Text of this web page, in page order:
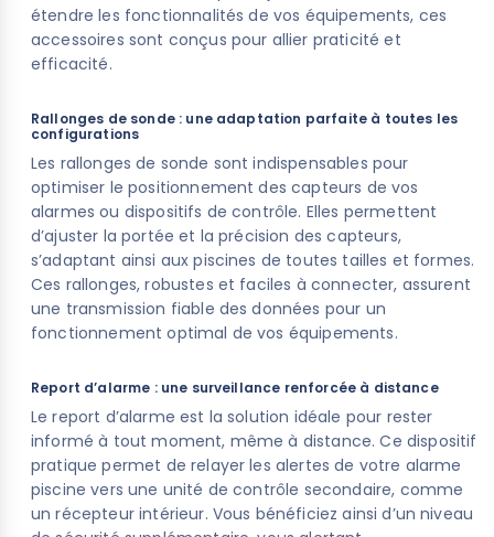
étendre les fonctionnalités de vos équipements, ces
accessoires sont conçus pour allier praticité et
efficacité.
Rallonges de sonde : une adaptation parfaite à toutes les
configurations
Les rallonges de sonde sont indispensables pour
optimiser le positionnement des capteurs de vos
alarmes ou dispositifs de contrôle. Elles permettent
d’ajuster la portée et la précision des capteurs,
s’adaptant ainsi aux piscines de toutes tailles et formes.
Ces rallonges, robustes et faciles à connecter, assurent
une transmission fiable des données pour un
fonctionnement optimal de vos équipements.
Report d’alarme : une surveillance renforcée à distance
Le report d’alarme est la solution idéale pour rester
informé à tout moment, même à distance. Ce dispositif
pratique permet de relayer les alertes de votre alarme
piscine vers une unité de contrôle secondaire, comme
un récepteur intérieur. Vous bénéficiez ainsi d’un niveau